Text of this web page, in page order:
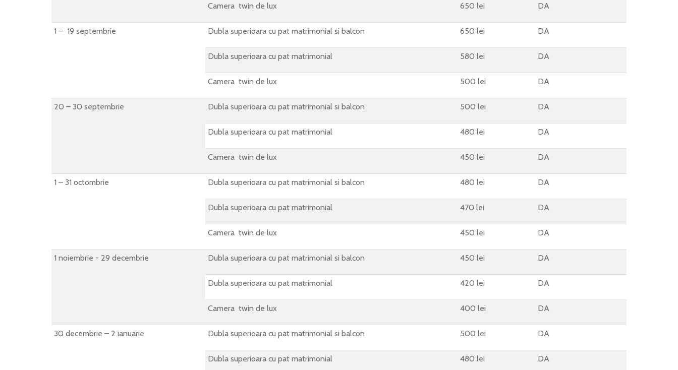
Camera twin de lux 650 lei DA
1 – 19 septembrie Dubla superioara cu pat matrimonial si balcon 650 lei DA
Dubla superioara cu pat matrimonial 580 lei DA
Camera twin de lux 500 lei DA
20 – 30 septembrie Dubla superioara cu pat matrimonial si balcon 500 lei DA
Dubla superioara cu pat matrimonial 480 lei DA
Camera twin de lux 450 lei DA
1 – 31 octombrie Dubla superioara cu pat matrimonial si balcon 480 lei DA
Dubla superioara cu pat matrimonial 470 lei DA
Camera twin de lux 450 lei DA
1 noiembrie - 29 decembrie Dubla superioara cu pat matrimonial si balcon 450 lei DA
Dubla superioara cu pat matrimonial 420 lei DA
Camera twin de lux 400 lei DA
30 decembrie – 2 ianuarie Dubla superioara cu pat matrimonial si balcon 500 lei DA
Dubla superioara cu pat matrimonial 480 lei DA